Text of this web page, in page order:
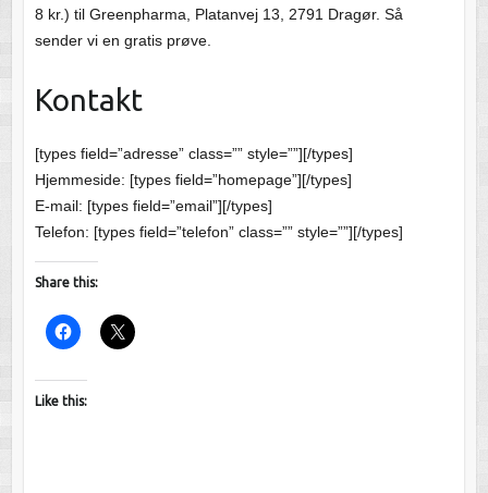
8 kr.) til Greenpharma, Platanvej 13, 2791 Dragør. Så
sender vi en gratis prøve.
Kontakt
[types field=”adresse” class=”” style=””][/types]
Hjemmeside: [types field=”homepage”][/types]
E-mail: [types field=”email”][/types]
Telefon: [types field=”telefon” class=”” style=””][/types]
Share this:
Like this: